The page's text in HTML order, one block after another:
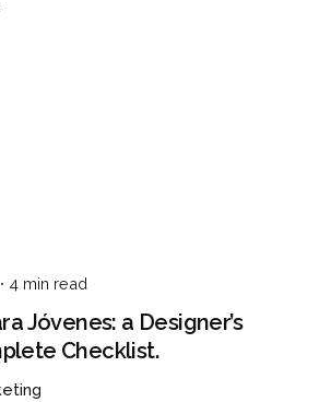
4 min read
Jóvenes: a Designer’s
Checklist.